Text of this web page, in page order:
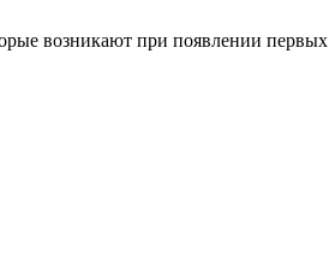
возникают при появлении